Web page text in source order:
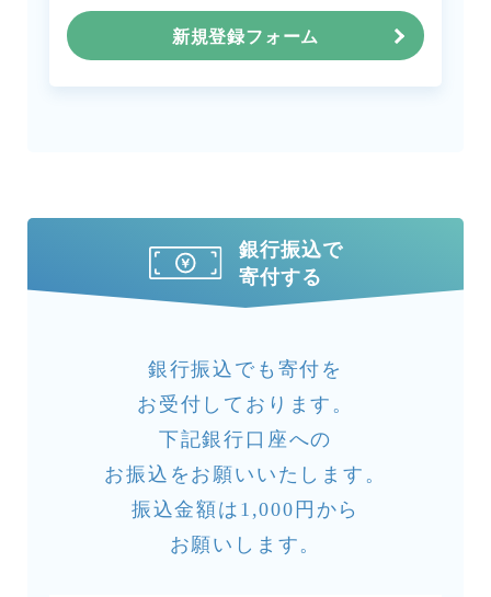
新規登録フォーム
銀行振込で
寄付する
銀行振込でも寄付を
お受付しております。
下記銀行口座への
お振込をお願いいたします。
振込金額は1,000円から
お願いします。